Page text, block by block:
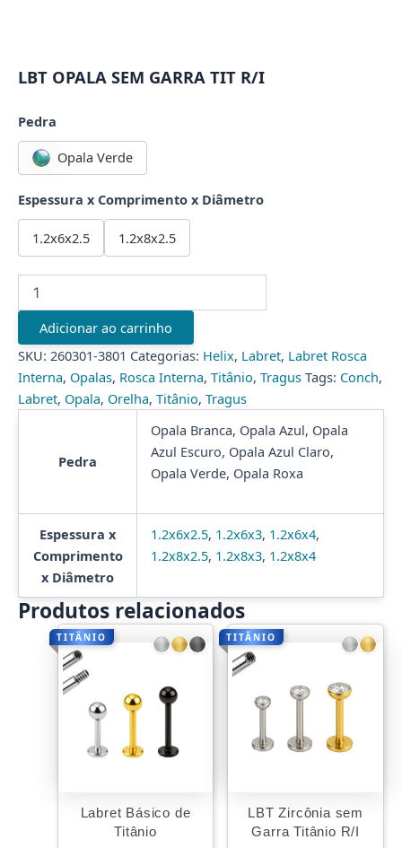
LBT OPALA SEM GARRA TIT R/I
Pedra
Opala Verde
Espessura x Comprimento x Diâmetro
1.2x6x2.5 1.2x8x2.5
OPALA
SEM
GARRA
TIT
R/I
quantidade
Adicionar ao carrinho
SKU: 260301-3801 Categorias: Helix, Labret, Labret Rosca
Interna, Opalas, Rosca Interna, Titânio, Tragus Tags: Conch,
Labret, Opala, Orelha, Titânio, Tragus
Pedra
Opala Branca, Opala Azul, Opala
Azul Escuro, Opala Azul Claro,
Opala Verde, Opala Roxa
Espessura x
Comprimento
x Diâmetro
1.2x6x2.5, 1.2x6x3, 1.2x6x4,
1.2x8x2.5, 1.2x8x3, 1.2x8x4
Produtos relacionados
TITÂNIO
Labret Básico de
Titânio
TITÂNIO
LBT Zircônia sem
Garra Titânio R/I